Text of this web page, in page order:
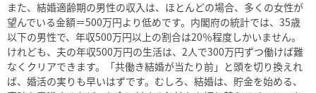
また、結婚適齢期の男性の収入は、ほとんどの場合、多くの女性が
望んでいる金額＝500万円より低めです。内閣府の統計では、35歳
以下の男性で、年収500万円以上の割合は20％程度しかいません。
けれども、夫の年収500万円の生活は、2人で300万円ずつ働けば難
なくクリアできます。「共働き結婚が当たり前」と頭を切り換えれ
ば、婚活の実りも早いはずです。むしろ、結婚は、貯金を始める、